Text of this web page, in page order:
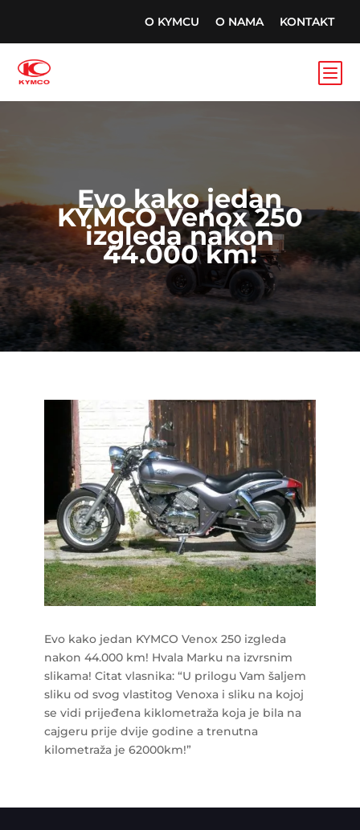
O KYMCU O NAMA KONTAKT
b
Evo kako jedan
KYMCO Venox 250
izgleda nakon
44.000 km!
Evo kako jedan KYMCO Venox 250 izgleda
nakon 44.000 km! Hvala Marku na izvrsnim
slikama! Citat vlasnika: “U prilogu Vam šaljem
sliku od svog vlastitog Venoxa i sliku na kojoj
se vidi prijeđena kiklometraža koja je bila na
cajgeru prije dvije godine a trenutna
kilometraža je 62000km!”